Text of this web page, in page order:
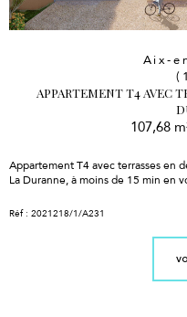
Aix-
APPARTEMENT T4 AVEC
107,68
Appartement T4 avec terrasses en
La Duranne, à moins de 15 min en
Réf : 2021218/1/A231